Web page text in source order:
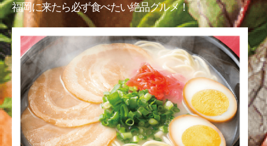
福岡に来たら必ず食べたい絶品グルメ！